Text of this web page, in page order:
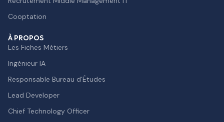
Cooptation
À PROPOS
Les Fiches Métiers
Ingénieur IA
Responsable Bureau d’Études
Lead Developer
Chief Technology Officer